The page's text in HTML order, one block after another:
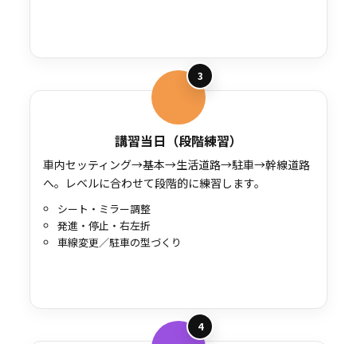
3
講習当日（段階練習）
車内セッティング→基本→生活道路→駐車→幹線道路
へ。レベルに合わせて段階的に練習します。
シート・ミラー調整
発進・停止・右左折
車線変更／駐車の型づくり
4